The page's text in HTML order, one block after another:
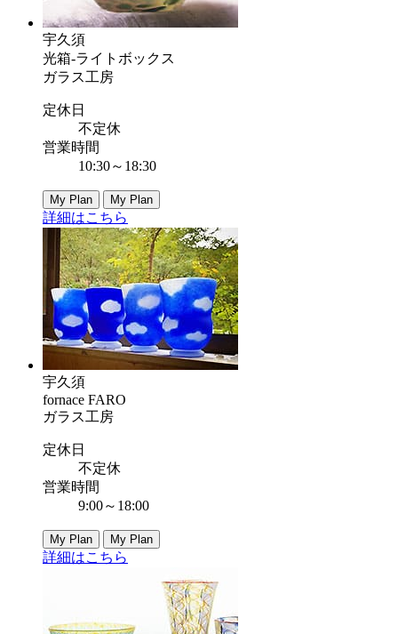
宇久須
光箱-ライトボックス
ガラス工房
定休日
不定休
営業時間
10:30～18:30
My Plan My Plan
詳細はこちら
宇久須
fornace FARO
ガラス工房
定休日
不定休
営業時間
9:00～18:00
My Plan My Plan
詳細はこちら